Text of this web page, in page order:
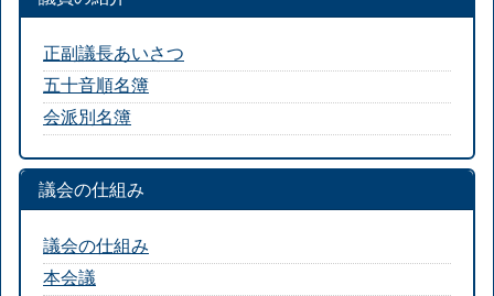
正副議長あいさつ
五十音順名簿
会派別名簿
議会の仕組み
議会の仕組み
本会議